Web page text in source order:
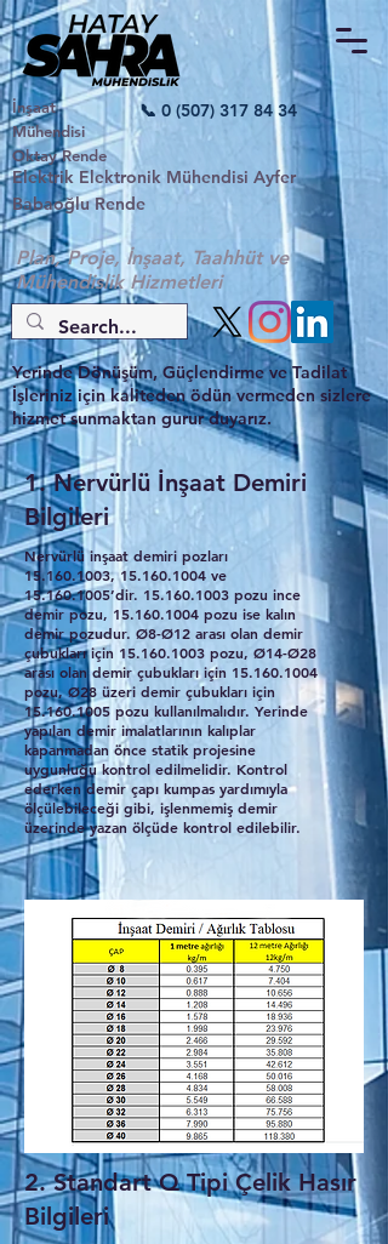
İnşaat
Mühendisi
Oktay Rende
Plan, Proje, İnşaat, Taahhüt ve
Mühendislik Hizmetleri
📞 0 (507) 317 84 34
Yerinde Dönüşüm, Güçlendirme ve Tadilat
İşleriniz için kaliteden ödün vermeden sizlere
hizmet sunmaktan gurur duyarız.
Elektrik Elektronik Mühendisi Ayfer
Babaoğlu Rende
1. Nervürlü İnşaat Demiri
Bilgileri
Nervürlü inşaat demiri pozları
15.160.1003,15.160.1004 ve
15.160.1005’dir. 15.160.1003 pozu ince
demir pozu, 15.160.1004 pozu ise kalın
demir pozudur. Ø8-Ø12 arası olan demir
çubukları için 15.160.1003 pozu, Ø14-Ø28
arası olan demir çubukları için 15.160.1004
pozu, Ø28 üzeri demir çubukları için
15.160.1005 pozu kullanılmalıdır. Yerinde
yapılan demir imalatlarının kalıplar
kapanmadan önce statik projesine
uygunluğu kontrol edilmelidir. Kontrol
ederken demir çapı kumpas yardımıyla
ölçülebileceği gibi, işlenmemiş demir
üzerinde yazan ölçüde kontrol edilebilir.
2. Standart Q Tipi Çelik Hasır
Bilgileri